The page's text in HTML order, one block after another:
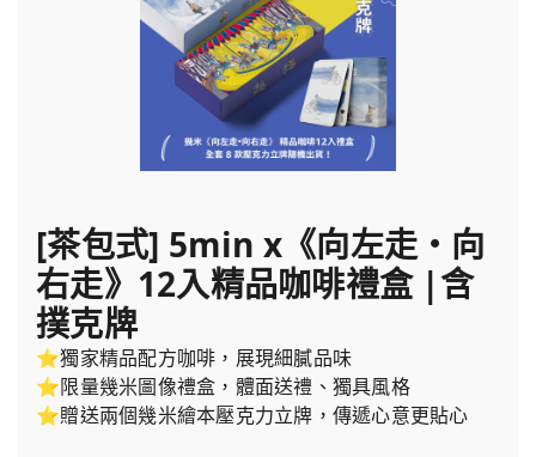
[茶包式] 5min x《向左走・向
右走》12入精品咖啡禮盒 |含
撲克牌
⭐獨家精品配方咖啡，展現細膩品味
⭐限量幾米圖像禮盒，體面送禮、獨具風格
⭐贈送兩個幾米繪本壓克力立牌，傳遞心意更貼心